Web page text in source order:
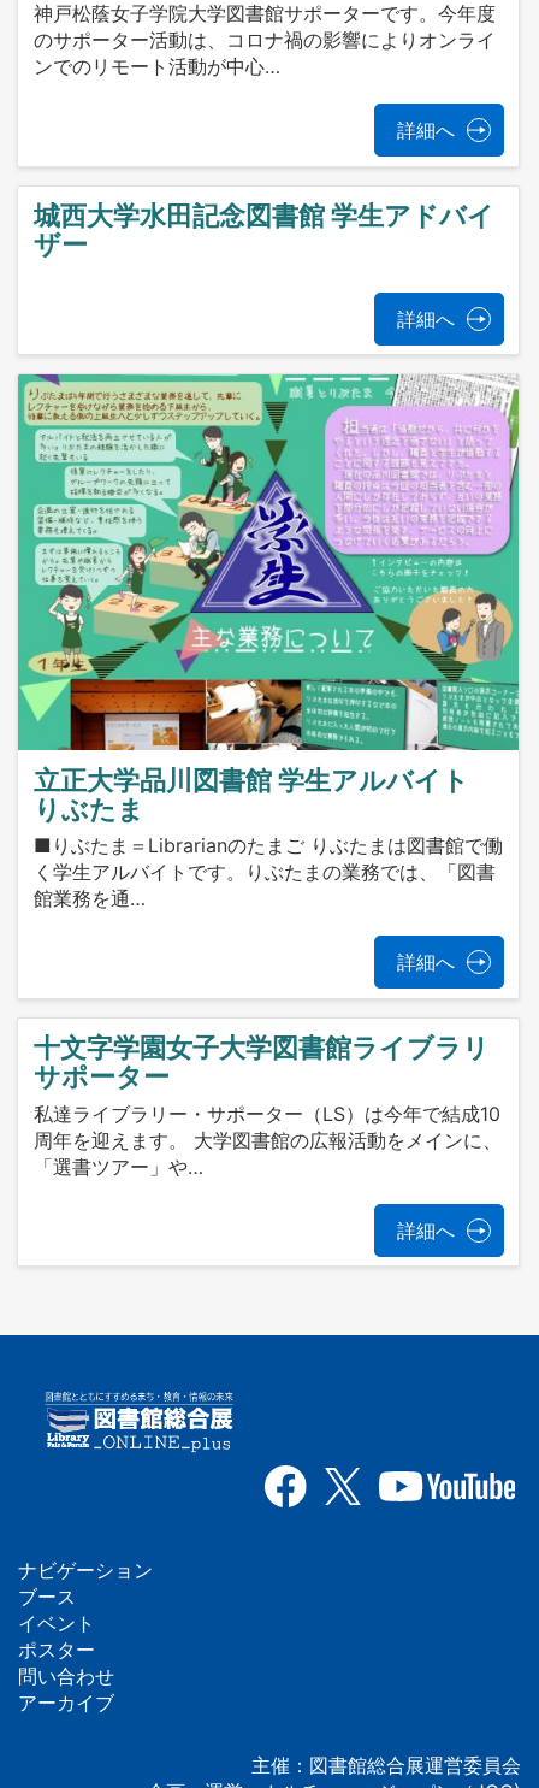
神戸松蔭女子学院大学図書館サポーターです。今年度
のサポーター活動は、コロナ禍の影響によりオンライ
ンでのリモート活動が中心…
詳細へ
城西大学水田記念図書館 学生アドバイ
ザー
詳細へ
立正大学品川図書館 学生アルバイト
りぶたま
■りぶたま＝Librarianのたまご りぶたまは図書館で働
く学生アルバイトです。りぶたまの業務では、「図書
館業務を通…
詳細へ
十文字学園女子大学図書館ライブラリ
サポーター
私達ライブラリー・サポーター（LS）は今年で結成10
周年を迎えます。 大学図書館の広報活動をメインに、
「選書ツアー」や…
詳細へ
フ
ッ
タ
ナビゲーション
ブース
イベント
ポスター
問い合わせ
アーカイブ
主催：図書館総合展運営委員会